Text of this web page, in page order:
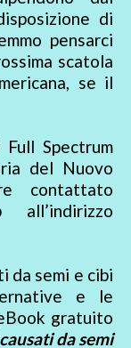
di
pensarci
scatola
se il
Spectrum
del Nuovo
contattato
da semi e cibi
e le
gratuito
da semi